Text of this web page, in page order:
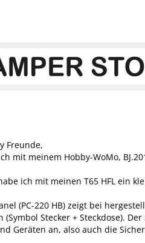
Freunde,
mit meinem Hobby-WoMo,
ich mit meinen T65 HFL ein
(PC-220 HB) zeigt bei
(Symbol Stecker + Steckdose).
Geräten an, also auch die